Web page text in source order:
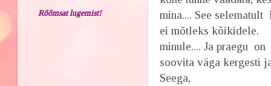
mina.... See selematult
ei mõtleks kõikidele.
minule.... Ja praegu
soovita väga kergesti
Seega,
Rõõmsat lugemist!